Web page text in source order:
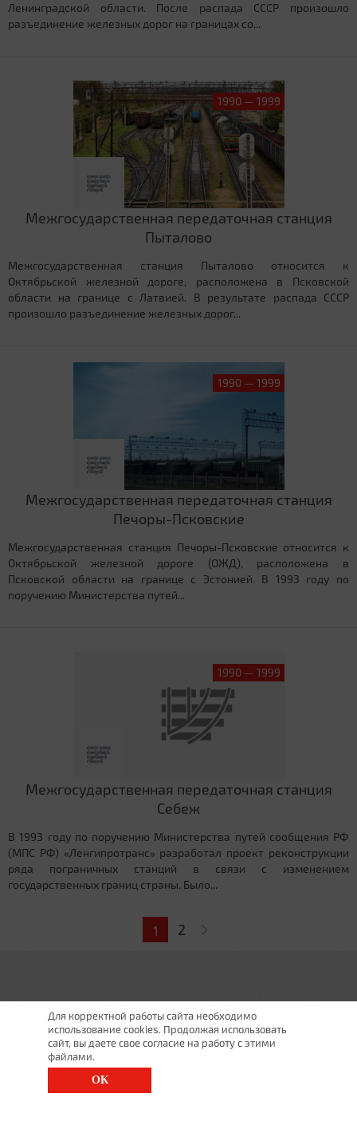
Ленинградской области. После распада СССР произошло
разъединение железных дорог на границах со...
1990 — 1999
Межгосударственная передаточная станция
Пыталово
Межгосударственная станция Пыталово относится к
Октябрьской железной дороге, расположена в Псковской
области на границе с Латвией. В результате распада СССР
произошло разъединение железных дорог...
1990 — 1999
Межгосударственная передаточная станция
Печоры-Псковские
Межгосударственная станция Печоры-Псковские относится к
Октябрьской железной дороге (ОЖД), расположена в
Псковской области на границе с Эстонией. В 1993 году по
поручению Министерства путей...
1990 — 1999
Межгосударственная передаточная станция
Себеж
В 1993 году по поручению Министерства путей сообщения РФ
(МПС РФ) «Ленгипротранс» разработал проект реконструкции
ряда пограничных станций в связи с изменением
государственных границ страны. Было...
1 2
Для корректной работы сайта необходимо
использование cookies. Продолжая использовать
сайт, вы даете свое согласие на работу с этими
файлами.
ОК